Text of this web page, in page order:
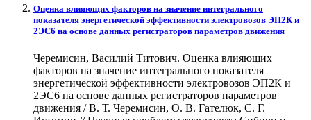
Оценка влияющих факторов на значение интегрального
показателя энергетической эффективности электровозов ЭП2К и
2ЭС6 на основе данных регистраторов параметров движения
Черемисин, Василий Титович. Оценка влияющих
факторов на значение интегрального показателя
энергетической эффективности электровозов ЭП2К и
2ЭС6 на основе данных регистраторов параметров
движения / В. Т. Черемисин, О. В. Гателюк, С. Г.